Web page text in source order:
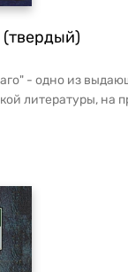
- одно из
литературы, на